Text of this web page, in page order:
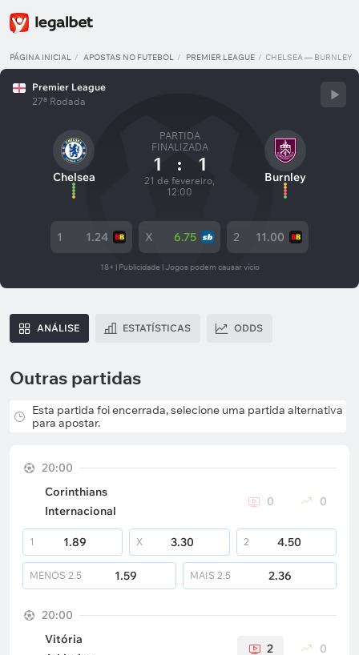
PÁGINA INICIAL APOSTAS NO FUTEBOL PREMIER LEAGUE CHELSEA — BURNLEY
Premier League
27ª Rodada
Chelsea
PARTIDA
FINALIZADA
1 : 1
21 de fevereiro,
12:00
Burnley
1 1.24 X 6.75 2 11.00
18+ | Publicidade | Jogos podem causar vício
ANÁLISE ESTATÍSTICAS ODDS
Outras partidas
Esta partida foi encerrada, selecione uma partida alternativa
para apostar.
20:00
Corinthians
Internacional
0 0
1 1.89 X 3.30 2 4.50
MENOS 2.5 1.59 MAIS 2.5 2.36
20:00
Vitória
2 0